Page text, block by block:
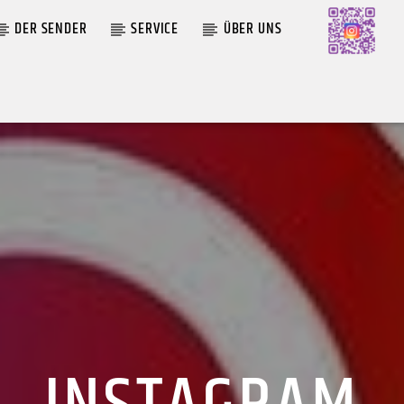
DER SENDER SERVICE ÜBER UNS
AKTUELLE SENDUNG
MOEBIUS
09:00